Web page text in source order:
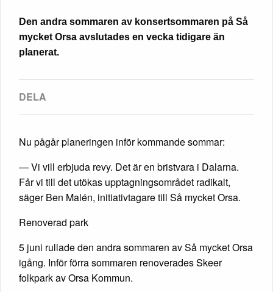
Den andra sommaren av konsertsommaren på Så
mycket Orsa avslutades en vecka tidigare än
planerat.
Nu pågår planeringen inför kommande sommar:
— Vi vill erbjuda revy. Det är en bristvara i Dalarna.
Får vi till det utökas upptagningsområdet radikalt,
säger Ben Malén, initiativtagare till Så mycket Orsa.
Renoverad park
5 juni rullade den andra sommaren av Så mycket Orsa
igång. Inför förra sommaren renoverades Skeer
folkpark av Orsa Kommun.